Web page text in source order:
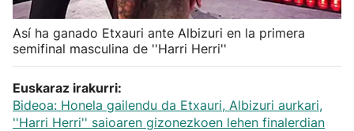
Kirolak 360
Atletismo
Carreras de montaña
Así ha ganado Etxauri ante Albizuri en la primera
semifinal masculina de ''Harri Herri''
Euskaraz irakurri:
Bideoa: Honela gailendu da Etxauri, Albizuri aurkari,
''Harri Herri'' saioaren gizonezkoen lehen finalerdian